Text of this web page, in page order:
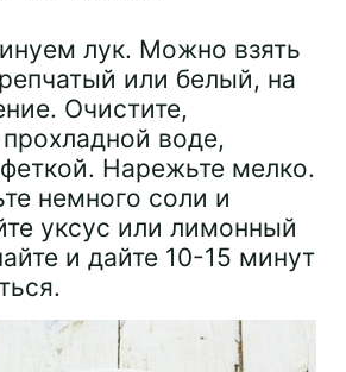
лук. Можно взять
или белый, на
Очистите,
воде,
Нарежьте мелко.
немного соли и
уксус или лимонный
и дайте 10-15 минут